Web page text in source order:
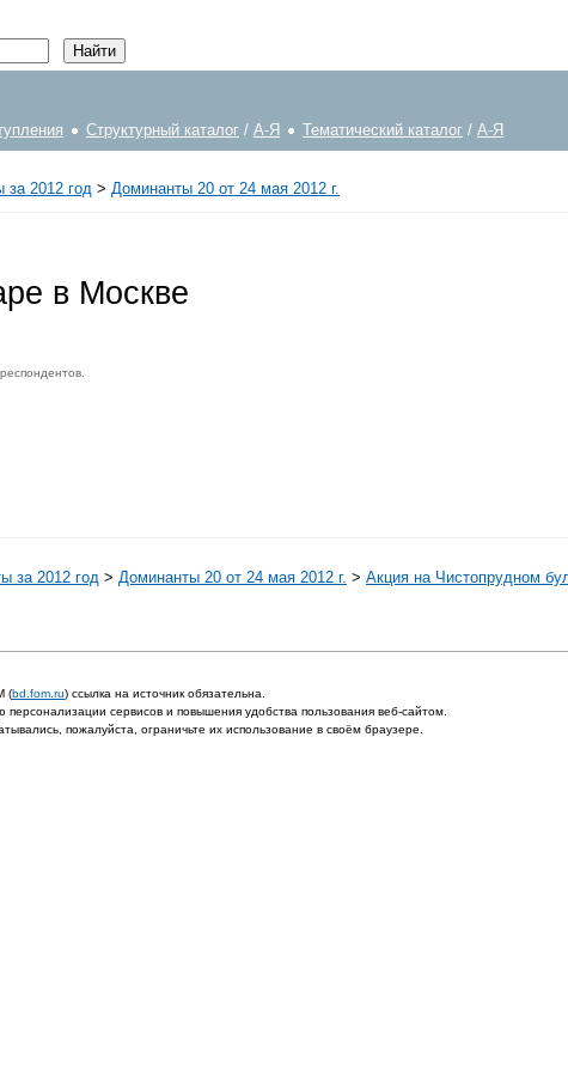
Структурный каталог / А-Я Тематический каталог / А-Я
за 2012 год > Доминанты 20 от 24 мая 2012 г.
в Москве
за 2012 год > Доминанты 20 от 24 мая 2012 г. > Акция на Чистопрудном
(bd.fom.ru) ссылка на источник обязательна.
сервисов и повышения удобства пользования веб-сайтом.
пожалуйста, ограничьте их использование в своём браузере.